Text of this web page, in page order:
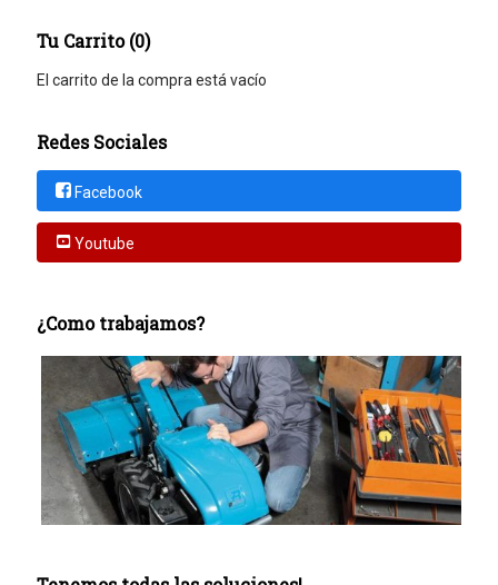
Tu Carrito (0)
El carrito de la compra está vacío
Redes Sociales
Facebook
Youtube
¿Como trabajamos?